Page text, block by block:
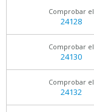
Comprobar el
24128
Comprobar el
24130
Comprobar el
24132